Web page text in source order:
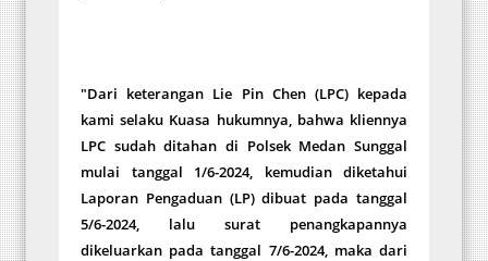
"Dari keterangan Lie Pin Chen (LPC) kepada
kami selaku Kuasa hukumnya, bahwa kliennya
LPC sudah ditahan di Polsek Medan Sunggal
mulai tanggal 1/6-2024, kemudian diketahui
Laporan Pengaduan (LP) dibuat pada tanggal
5/6-2024, lalu surat penangkapannya
dikeluarkan pada tanggal 7/6-2024, maka dari